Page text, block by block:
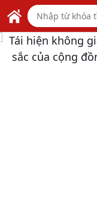
Skip to Main Content
ĐẠI SỨ QUÁN
TẠI